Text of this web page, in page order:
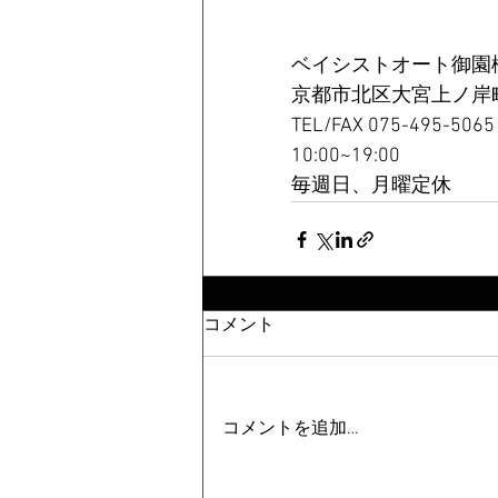
ベイシストオート御園
京都市北区大宮上ノ岸
TEL/FAX 075-495-5065
10:00~19:00
毎週日、月曜定休
コメント
コメントを追加…